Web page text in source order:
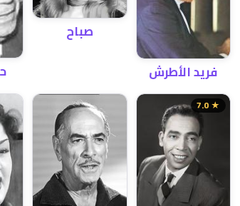
فريد الأطرش
صباح
★ 7.0